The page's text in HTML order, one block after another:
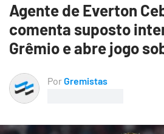
principal
Agente de Everton
comenta suposto
Grêmio e abre jogo
PorGremistas